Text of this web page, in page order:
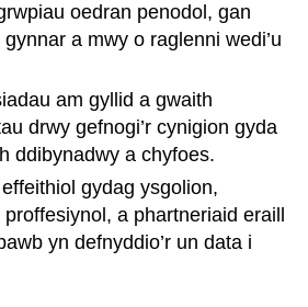
oedran penodol, gan
a mwy o raglenni wedi’u
am gyllid a gwaith
drwy gefnogi’r cynigion gyda
ddibynadwy a chyfoes.
gydag ysgolion,
a phartneriaid eraill
yn defnyddio’r un data i